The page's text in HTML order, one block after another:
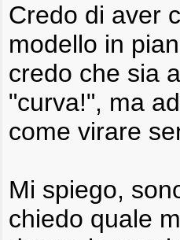
Credo di aver
modello in
credo che sia
"curva!", ma
come virare
Mi spiego,
chiedo quale